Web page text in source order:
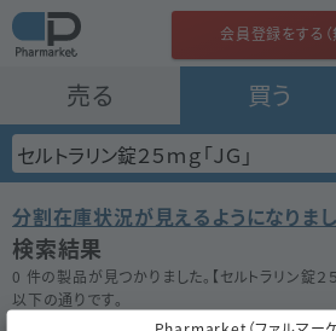
売る 買う
会員登録をする（
分割在庫状況が見えるようになりま
検索結果
0 件の製品が見つかりました。【セルトラリン錠２
以下の通りです。
在庫がない場合は★ボタンを押してお気に入り登